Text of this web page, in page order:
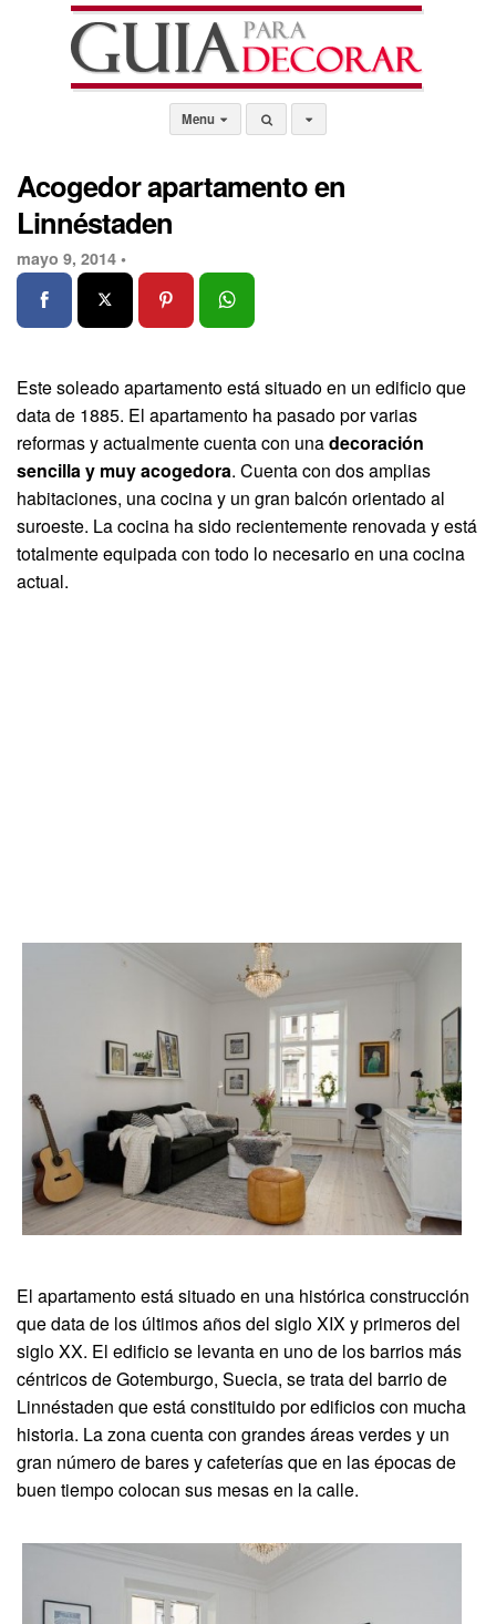
Menu
Acogedor apartamento en
Linnéstaden
mayo 9, 2014 •
Este soleado apartamento está situado en un edificio que
data de 1885. El apartamento ha pasado por varias
reformas y actualmente cuenta con unadecoración
sencilla y muy acogedora. Cuenta con dos amplias
habitaciones, una cocina y un gran balcón orientado al
suroeste. La cocina ha sido recientemente renovada y está
totalmente equipada con todo lo necesario en una cocina
actual.
El apartamento está situado en una histórica construcción
que data de los últimos años del siglo XIX y primeros del
siglo XX. El edificio se levanta en uno de los barrios más
céntricos de Gotemburgo, Suecia, se trata del barrio de
Linnéstaden que está constituido por edificios con mucha
historia. La zona cuenta con grandes áreas verdes y un
gran número de bares y cafeterías que en las épocas de
buen tiempo colocan sus mesas en la calle.